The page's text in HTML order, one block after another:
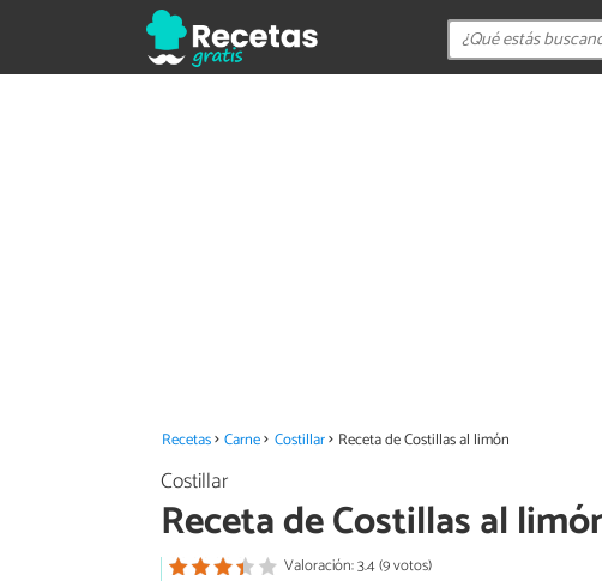
Recetas Carne Costillar Receta de Costillas al limón
Costillar
Receta de Costillas al
Valoración: 3.4 (9 votos)